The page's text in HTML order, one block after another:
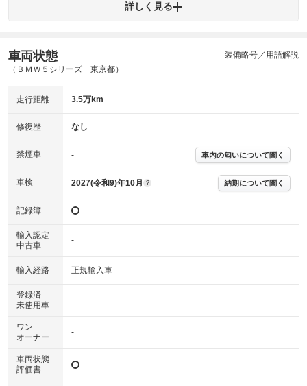
コミが残っています。
(内装状態)
主要機関に不具合はありません。
修復歴 詳細は鑑定書をご確認ください。
※グー鑑定は保証サービスではございません。購入時は必ず現車をご確認
※実際にお渡しするコンディションチェックシートにつきましては、形式
※グー鑑定の評価はあくまでも記載している鑑定日の鑑定結果となりま
す。車両情報等の詳細は各販売店へお問い合わせ下さい。
詳しく見る
車両状態
（ＢＭＷ５シリーズ 東京都）
装備略号／用語解説
走行距離 3.5万km
修復歴 なし
禁煙車 - 車内の匂いについて聞く
車検 2027(令和9)年10月 ? 納期について聞く
記録簿
輸入認定
中古車
-
輸入経路 正規輸入車
登録済
未使用車
-
ワン
オーナー
-
車両状態
評価書